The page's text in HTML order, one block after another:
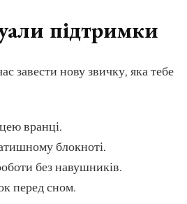
підтримки
завести нову звичку, яка тебе
вранці.
блокноті.
без навушників.
перед сном.